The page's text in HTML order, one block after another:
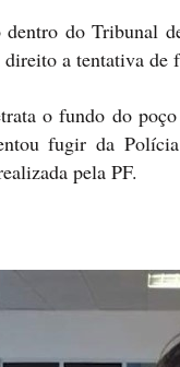
dentro do Tribunal
a tentativa
o fundo do
fugir da
pela PF.